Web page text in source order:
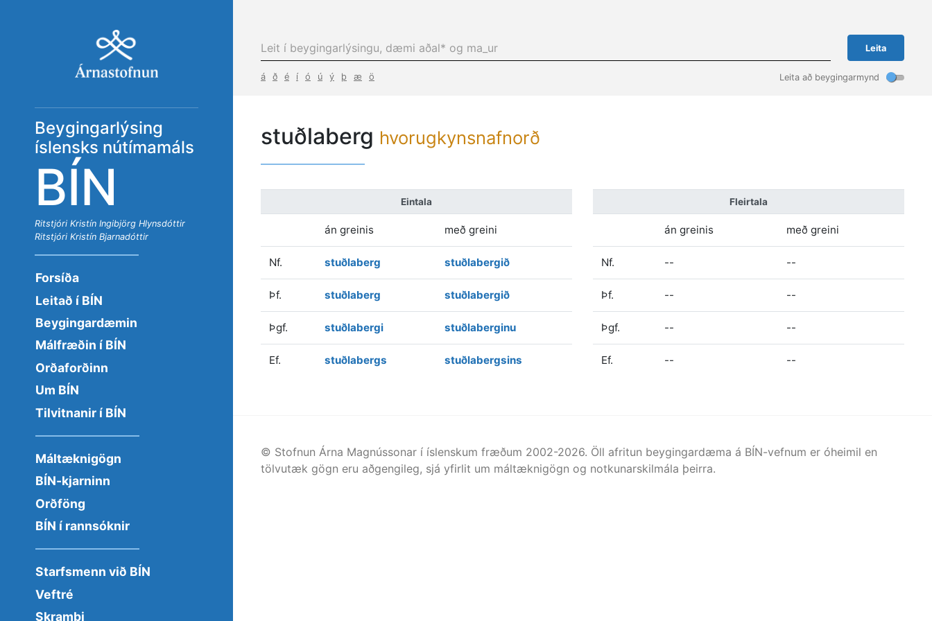
Beygingarlýsing
íslensks nútímamáls
BÍN
Ritstjóri Kristín Ingibjörg Hlynsdóttir
Ritstjóri Kristín Bjarnadóttir
Forsíða
Leitað í BÍN
Beygingardæmin
Málfræðin í BÍN
Orðaforðinn
Um BÍN
Tilvitnanir í BÍN
Máltæknigögn
BÍN-kjarninn
Orðföng
BÍN í rannsóknir
Starfsmenn við BÍN
Veftré
Skrambi
Leita
á ð é í ó ú ý þ æ ö Leita að beygingarmynd
stuðlaberg hvorugkynsnafnorð
Eintala
án greinis með greini
Nf. stuðlaberg stuðlabergið
Þf. stuðlaberg stuðlabergið
Þgf. stuðlabergi stuðlaberginu
Ef. stuðlabergs stuðlabergsins
Fleirtala
án greinis með greini
Nf. -- --
Þf. -- --
Þgf. -- --
Ef. -- --
© Stofnun Árna Magnússonar í íslenskum fræðum 2002-2026. Öll afritun beygingardæma á BÍN-vefnum er óheimil en
tölvutæk gögn eru aðgengileg, sjá yfirlit um máltæknigögn og notkunarskilmála þeirra.